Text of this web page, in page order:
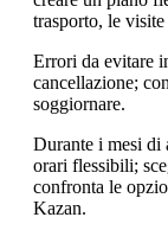
trasporto, le
Errori da evitare
cancellazione;
soggiornare.
Durante i mesi di
orari flessibili;
confronta le
Kazan.